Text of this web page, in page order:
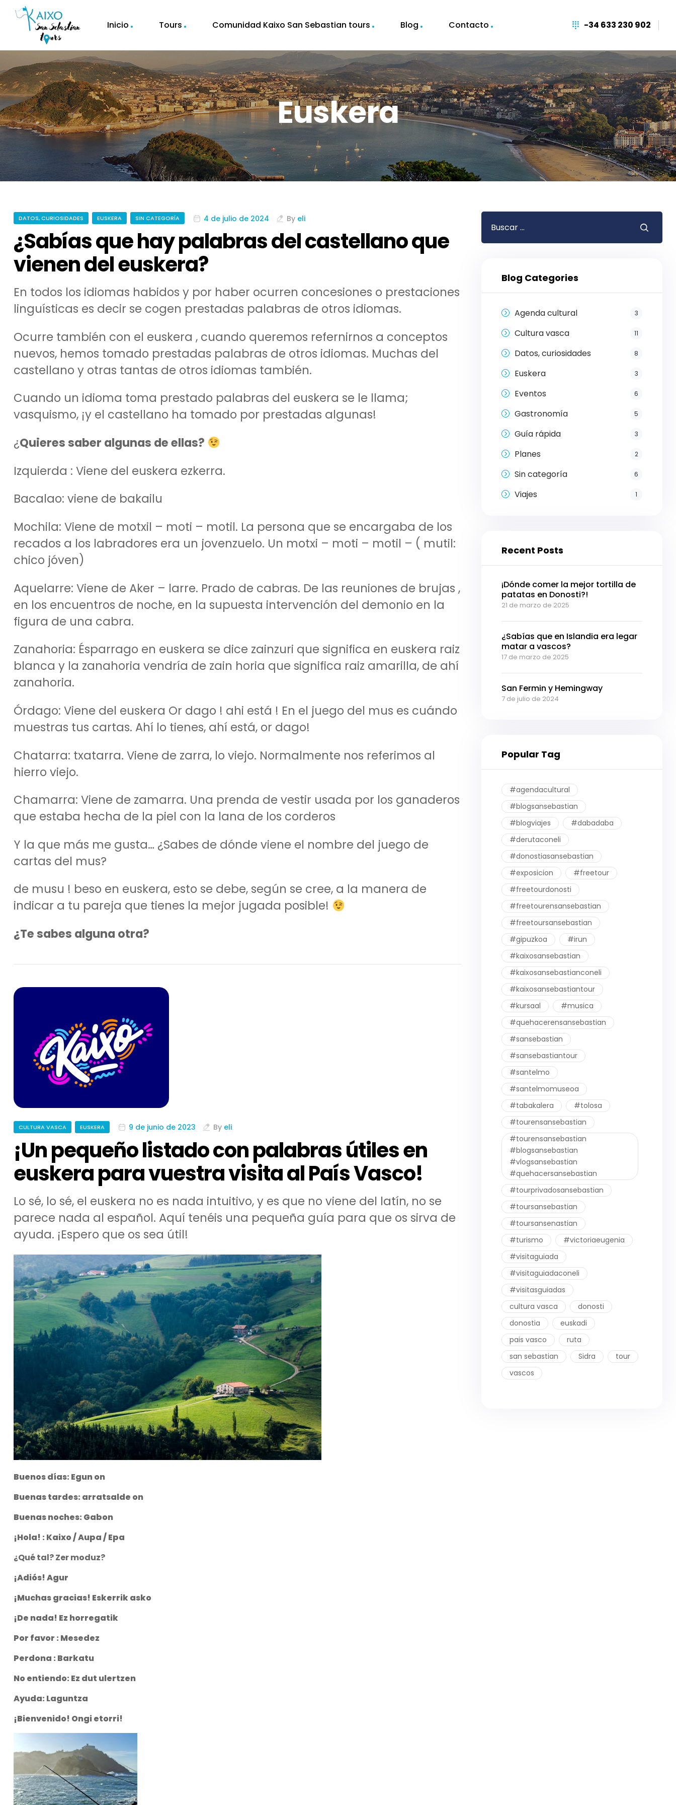
Inicio Tours Comunidad Kaixo San Sebastian tours Blog Contacto -34 633 230 902
Euskera
DATOS, CURIOSIDADES EUSKERA SIN CATEGORÍA 4 de julio de 2024 By eli
¿Sabías que hay palabras del castellano que
vienen del euskera?
En todos los idiomas habidos y por haber ocurren concesiones o prestaciones
linguísticas es decir se cogen prestadas palabras de otros idiomas.
Ocurre también con el euskera , cuando queremos refernirnos a conceptos
nuevos, hemos tomado prestadas palabras de otros idiomas. Muchas del
castellano y otras tantas de otros idiomas también.
Cuando un idioma toma prestado palabras del euskera se le llama;
vasquismo, ¡y el castellano ha tomado por prestadas algunas!
¿Quieres saber algunas de ellas?
Izquierda : Viene del euskera ezkerra.
Bacalao: viene de bakailu
Mochila: Viene de motxil – moti – motil. La persona que se encargaba de los
recados a los labradores era un jovenzuelo. Un motxi – moti – motil – ( mutil:
chico jóven)
Aquelarre: Viene de Aker – larre. Prado de cabras. De las reuniones de brujas ,
en los encuentros de noche, en la supuesta intervención del demonio en la
figura de una cabra.
Zanahoria: Ésparrago en euskera se dice zainzuri que significa en euskera raiz
blanca y la zanahoria vendría de zain horia que significa raiz amarilla, de ahí
zanahoria.
Órdago: Viene del euskera Or dago ! ahi está ! En el juego del mus es cuándo
muestras tus cartas. Ahí lo tienes, ahí está, or dago!
Chatarra: txatarra. Viene de zarra, lo viejo. Normalmente nos referimos al
hierro viejo.
Chamarra: Viene de zamarra. Una prenda de vestir usada por los ganaderos
que estaba hecha de la piel con la lana de los corderos
Y la que más me gusta… ¿Sabes de dónde viene el nombre del juego de
cartas del mus?
de musu ! beso en euskera, esto se debe, según se cree, a la manera de
indicar a tu pareja que tienes la mejor jugada posible!
¿Te sabes alguna otra?
CULTURA VASCA EUSKERA 9 de junio de 2023 By eli
¡Un pequeño listado con palabras útiles en
euskera para vuestra visita al País Vasco!
Lo sé, lo sé, el euskera no es nada intuitivo, y es que no viene del latín, no se
parece nada al español. Aquí tenéis una pequeña guía para que os sirva de
ayuda. ¡Espero que os sea útil!
Buenos días: Egun on
Buenas tardes: arratsalde on
Buenas noches: Gabon
¡Hola! : Kaixo / Aupa / Epa
¿Qué tal? Zer moduz?
¡Adiós! Agur
¡Muchas gracias! Eskerrik asko
¡De nada! Ez horregatik
Por favor : Mesedez
Perdona : Barkatu
No entiendo: Ez dut ulertzen
Ayuda: Laguntza
¡Bienvenido! Ongi etorri!
Blog Categories
Agenda cultural 3
Cultura vasca 11
Datos, curiosidades 8
Euskera 3
Eventos 6
Gastronomía 5
Guía rápida 3
Planes 2
Sin categoría 6
Viajes 1
Recent Posts
¡Dónde comer la mejor tortilla de
patatas en Donosti?!
21 de marzo de 2025
¿Sabías que en Islandia era legar
matar a vascos?
17 de marzo de 2025
San Fermin y Hemingway
7 de julio de 2024
Popular Tag
#agendacultural
#blogsansebastian
#blogviajes
#dabadaba
#derutaconeli
#donostiasansebastian
#exposicion
#freetour
#freetourdonosti
#freetourensansebastian
#freetoursansebastian
#gipuzkoa
#irun
#kaixosansebastian
#kaixosansebastianconeli
#kaixosansebastiantour
#kursaal
#musica
#quehacerensansebastian
#sansebastian
#sansebastiantour
#santelmo
#santelmomuseoa
#tabakalera
#tolosa
#tourensansebastian
#tourensansebastian
#blogsansebastian
#vlogsansebastian
#quehacersansebastian
#tourprivadosansebastian
#toursansebastian
#toursansenastian
#turismo
#victoriaeugenia
#visitaguiada
#visitaguiadaconeli
#visitasguiadas
cultura vasca
donosti
donostia
euskadi
pais vasco
ruta
san sebastian
Sidra
tour
vascos